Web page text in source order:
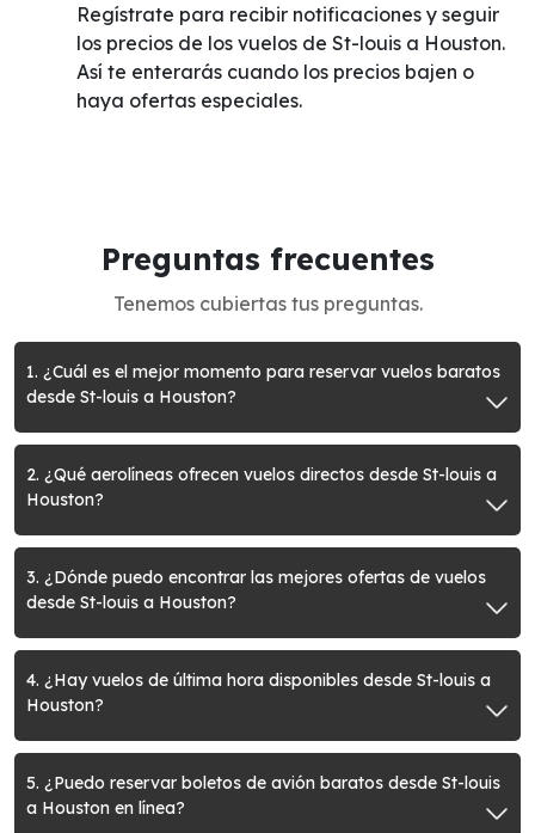
Regístrate para recibir notificaciones y seguir
los precios de los vuelos de St-louis a Houston.
Así te enterarás cuando los precios bajen o
haya ofertas especiales.
Preguntas frecuentes
Tenemos cubiertas tus preguntas.
1. ¿Cuál es el mejor momento para reservar vuelos baratos
desde St-louis a Houston?
2. ¿Qué aerolíneas ofrecen vuelos directos desde St-louis a
Houston?
3. ¿Dónde puedo encontrar las mejores ofertas de vuelos
desde St-louis a Houston?
4. ¿Hay vuelos de última hora disponibles desde St-louis a
Houston?
5. ¿Puedo reservar boletos de avión baratos desde St-louis
a Houston en línea?